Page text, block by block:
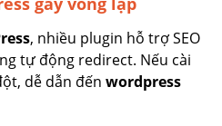
, nhiều plugin hỗ trợ SEO
tự động redirect. Nếu cài
dễ dẫn đếnwordpress